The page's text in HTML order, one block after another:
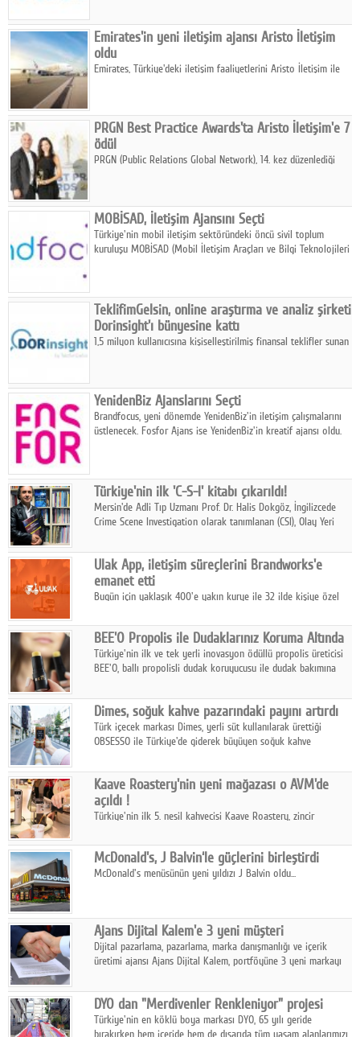
Emirates'in yeni iletişim ajansı Aristo İletişim
oldu
Emirates, Türkiye'deki iletişim faaliyetlerini Aristo İletişim ile
PRGN Best Practice Awards'ta Aristo İletişim'e 7
ödül
PRGN (Public Relations Global Network), 14. kez düzenlediği
MOBİSAD, İletişim Ajansını Seçti
Türkiye'nin mobil iletişim sektöründeki öncü sivil toplum
kuruluşu MOBİSAD (Mobil İletişim Araçları ve Bilgi Teknolojileri
TeklifimGelsin, online araştırma ve analiz şirketi
Dorinsight'ı bünyesine kattı
1,5 milyon kullanıcısına kişiselleştirilmiş finansal teklifler sunan
YenidenBiz Ajanslarını Seçti
Brandfocus, yeni dönemde YenidenBiz'in iletişim çalışmalarını
üstlenecek. Fosfor Ajans ise YenidenBiz'in kreatif ajansı oldu.
Türkiye'nin ilk 'C-S-I' kitabı çıkarıldı!
Mersin'de Adli Tıp Uzmanı Prof. Dr. Halis Dokgöz, İngilizcede
Crime Scene Investigation olarak tanımlanan (CSI), Olay Yeri
Ulak App, iletişim süreçlerini Brandworks'e
emanet etti
Bugün için yaklaşık 400'e yakın kurye ile 32 ilde kişiye özel
Brandworks'e emanet etti.
BEE'O Propolis ile Dudaklarınız Koruma Altında
Türkiye'nin ilk ve tek yerli inovasyon ödüllü propolis üreticisi
BEE'O, ballı propolisli dudak koruyucusu ile dudak bakımına
Dimes, soğuk kahve pazarındaki payını artırdı
Türk içecek markası Dimes, yerli süt kullanılarak ürettiği
OBSESSO ile Türkiye'de giderek büyüyen soğuk kahve
Kaave Roastery'nin yeni mağazası o AVM'de
açıldı !
Türkiye'nin ilk 5. nesil kahvecisi Kaave Roastery, zincir
mağazası İstanbul'da Üsküdar Nevçarşı AVM'de açıldı.
McDonald's, J Balvin‘le güçlerini birleştirdi
McDonald's menüsünün yeni yıldızı J Balvin oldu...
Ajans Dijital Kalem'e 3 yeni müşteri
Dijital pazarlama, pazarlama, marka danışmanlığı ve içerik
üretimi ajansı Ajans Dijital Kalem, portföyüne 3 yeni markayı
DYO dan "Merdivenler Renkleniyor" projesi
Türkiye'nin en köklü boya markası DYO, 65 yılı geride
bırakırken hem içeride hem de dışarıda tüm yaşam alanlarımızı